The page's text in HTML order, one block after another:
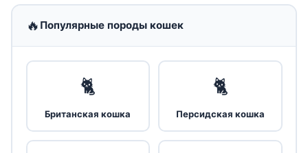
🔥 Популярные породы кошек
🐈
Британская кошка
🐈
Персидская кошка